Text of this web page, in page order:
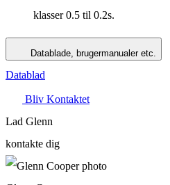
klasser 0.5 til 0.2s.
Datablade, brugermanualer etc.
Datablad
Bliv Kontaktet
Lad Glenn
kontakte dig